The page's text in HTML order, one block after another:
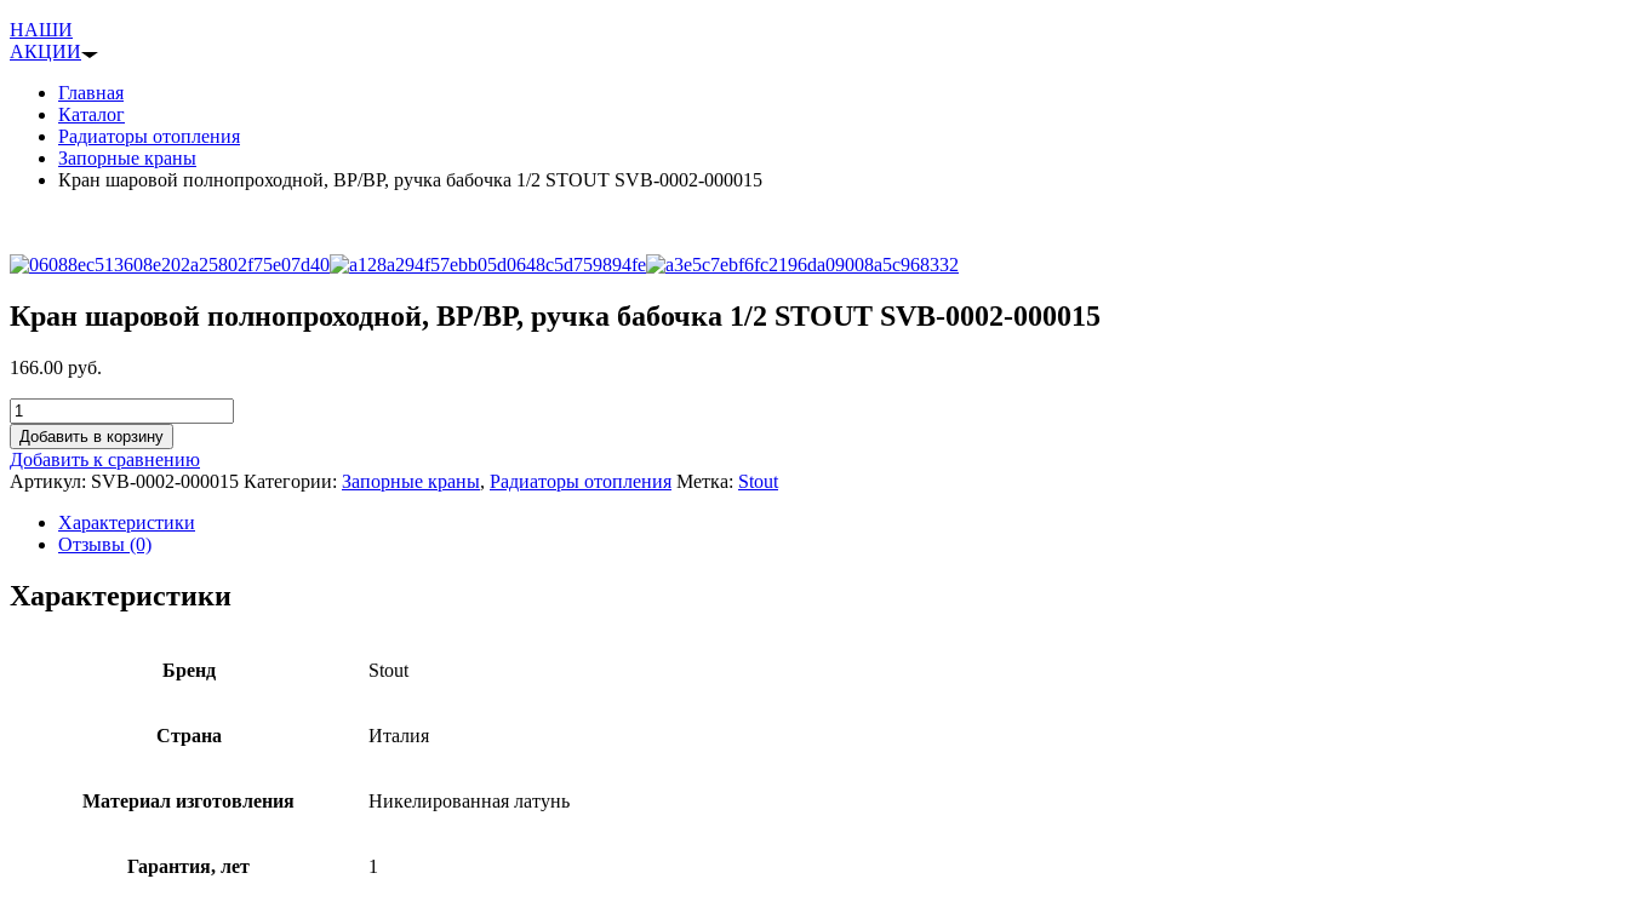
НАШИ
АКЦИИ
Главная
Каталог
Радиаторы отопления
Запорные краны
Кран шаровой полнопроходной, ВР/ВР, ручка бабочка 1/2 STOUT SVB-0002-000015
Кран шаровой полнопроходной, ВР/ВР, ручка бабочка 1/2 STOUT SVB-0002-000015
166.00 руб.
Добавить в корзину
Добавить к сравнению
Артикул: SVB-0002-000015 Категории: Запорные краны, Радиаторы отопления Метка: Stout
Характеристики
Отзывы (0)
Характеристики
Бренд Stout
Страна Италия
Материал изготовления Никелированная латунь
Гарантия, лет 1